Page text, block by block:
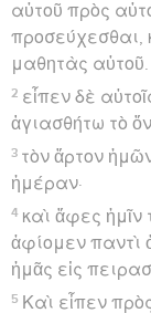
αὐτοῦ πρὸς
προσεύχεσθαι,
μαθητὰς αὐτοῦ.
2 εἶπεν δὲ
ἁγιασθήτω τὸ
3 τὸν ἄρτον ἡμῶν
ἡμέραν·
4 καὶ ἄφες
ἀφίομεν παντὶ
ἡμᾶς εἰς
5 Καὶ εἶπεν